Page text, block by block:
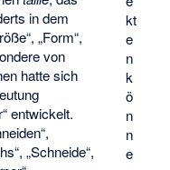
kt
e
n
k
ö
n
n
e
in dem
„Form“,
von
hatte sich
entwickelt.
„Schneide“,